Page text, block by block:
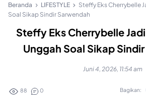
Beranda LIFESTYLE
Steffy Eks Cherrybelle
Soal Sikap Sindir Sarwendah
Steffy Eks Cherrybelle
Unggah Soal Sikap
Juni 4, 2026, 11:54 am
88 0 Bagikan: